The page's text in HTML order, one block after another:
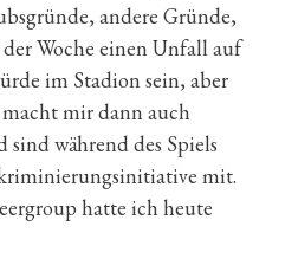
andere Gründe,
Woche einen Unfall auf
im Stadion sein, aber
mir dann auch
während des Spiels
mit.
hatte ich heute